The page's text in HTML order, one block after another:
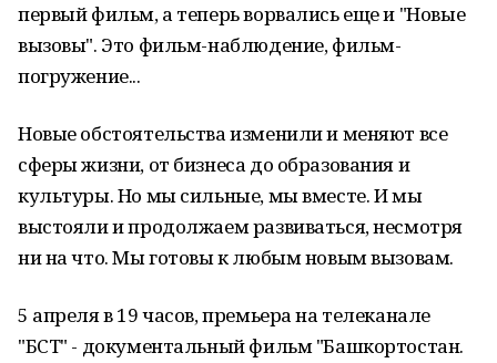
первый фильм, а теперь ворвались еще и "Новые
вызовы". Это фильм-наблюдение, фильм-
погружение...
Новые обстоятельства изменили и меняют все
сферы жизни, от бизнеса до образования и
культуры. Но мы сильные, мы вместе. И мы
выстояли и продолжаем развиваться, несмотря
ни на что. Мы готовы к любым новым вызовам.
5 апреля в 19 часов, премьера на телеканале
"БСТ" - документальный фильм "Башкортостан.